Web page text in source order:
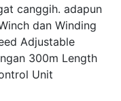
canggih. adapun
dan Winding
Adjustable
300m Length
Unit